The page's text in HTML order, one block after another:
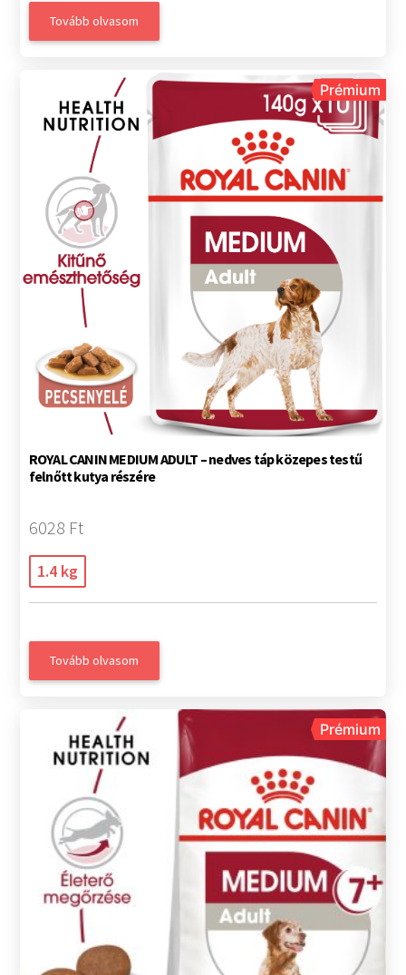
Tovább olvasom
Prémium
ROYAL CANIN MEDIUM ADULT – nedves táp közepes testű
felnőtt kutya részére
6028 Ft
1.4 kg
Tovább olvasom
Prémium